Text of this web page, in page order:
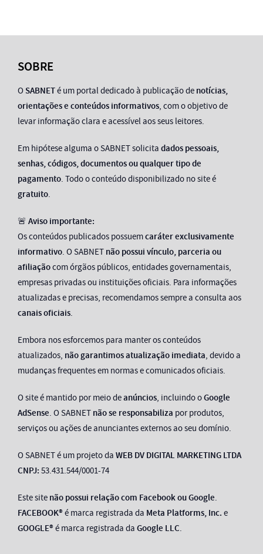
SOBRE
O SABNETé um portal dedicado à publicação de notícias,
orientações e conteúdos informativos, com o objetivo de
levar informação clara e acessível aos seus leitores.
Em hipótese alguma o SABNET solicita dados pessoais,
senhas, códigos, documentos ou qualquer tipo de
pagamento. Todo o conteúdo disponibilizado no site é
gratuito.
🚨 Aviso importante:
Os conteúdos publicados possuemcaráter exclusivamente
informativo. O SABNET não possui vínculo, parceria ou
afiliaçãocom órgãos públicos, entidades governamentais,
empresas privadas ou instituições oficiais. Para informações
atualizadas e precisas, recomendamos sempre a consulta aos
canais oficiais.
Embora nos esforcemos para manter os conteúdos
atualizados, não garantimos atualização imediata, devido a
mudanças frequentes em normas e comunicados oficiais.
O site é mantido por meio deanúncios, incluindo oGoogle
AdSense. O SABNET não se responsabiliza por produtos,
serviços ou ações de anunciantes externos ao seu domínio.
O SABNET é um projeto da WEB DV DIGITAL MARKETING LTDA
CNPJ: 53.431.544/0001-74
Este site não possui relação com Facebook ou Google.
FACEBOOK®é marca registrada da Meta Platforms, Inc. e
GOOGLE®é marca registrada da Google LLC.